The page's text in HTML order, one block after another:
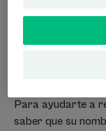
Para ayudarte a
saber que su